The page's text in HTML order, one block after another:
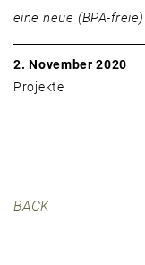
eine neue (BPA-
2. November 2020
Projekte
BACK